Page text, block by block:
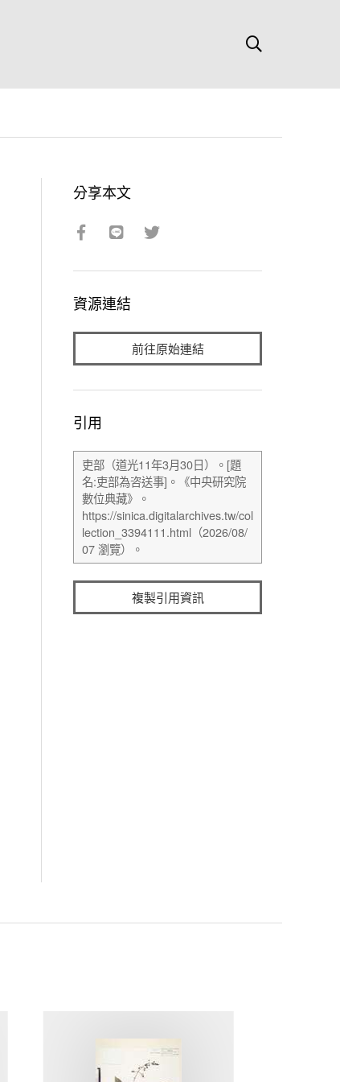
分享本文
資源連結
前往原始連結
引用
複製引用資訊